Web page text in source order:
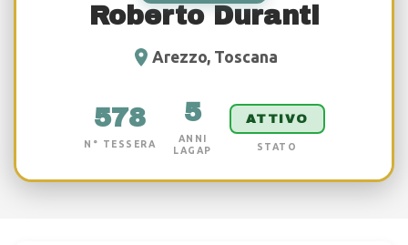
Roberto Duranti
Arezzo, Toscana
578
N° TESSERA
5
ANNI
LAGAP
ATTIVO
STATO